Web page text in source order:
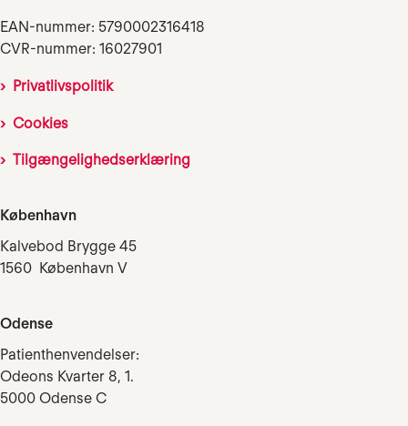
EAN-nummer: 5790002316418
CVR-nummer: 16027901
Privatlivspolitik
Cookies
Tilgængelighedserklæring
København
Kalvebod Brygge 45
1560 København V
Odense
Patienthenvendelser:
Odeons Kvarter 8, 1.
5000 Odense C